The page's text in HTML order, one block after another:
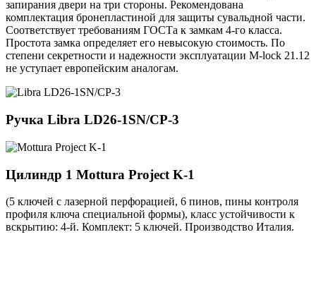
запирания двери на три стороны. Рекомендована
комплектация бронепластиной для защиты сувальдной части.
Соответствует требованиям ГОСТа к замкам 4-го класса.
Простота замка определяет его невысокую стоимость. По
степени секретности и надежности эксплуатации M-lock 21.12
не уступает европейским аналогам.
Ручка Libra LD26-1SN/CP-3
Цилиндр 1 Mottura Project K-1
(5 ключей с лазерной перфорацией, 6 пинов, пины контроля
профиля ключа специальной формы), класс устойчивости к
вскрытию: 4-й. Комплект: 5 ключей. Производство Италия.